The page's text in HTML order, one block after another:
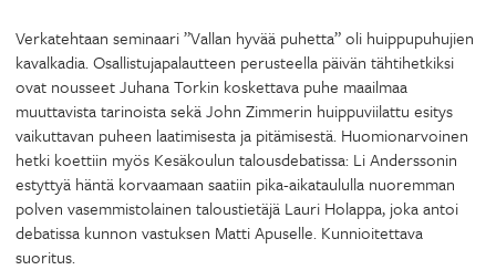
Verkatehtaan seminaari ”Vallan hyvää puhetta” oli huippupuhujien
kavalkadia. Osallistujapalautteen perusteella päivän tähtihetkiksi
ovat nousseet Juhana Torkin koskettava puhe maailmaa
muuttavista tarinoista sekä John Zimmerin huippuviilattu esitys
vaikuttavan puheen laatimisesta ja pitämisestä. Huomionarvoinen
hetki koettiin myös Kesäkoulun talousdebatissa: Li Anderssonin
estyttyä häntä korvaamaan saatiin pika-aikataululla nuoremman
polven vasemmistolainen taloustietäjä Lauri Holappa, joka antoi
debatissa kunnon vastuksen Matti Apuselle. Kunnioitettava
suoritus.